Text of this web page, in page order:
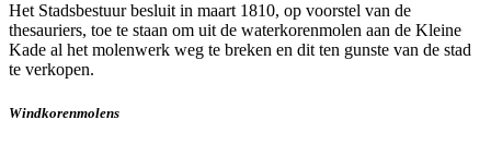
Het Stadsbestuur besluit in maart 1810, op voorstel van de
thesauriers, toe te staan om uit de waterkorenmolen aan de Kleine
Kade al het molenwerk weg te breken en dit ten gunste van de stad
te verkopen.
Windkorenmolens